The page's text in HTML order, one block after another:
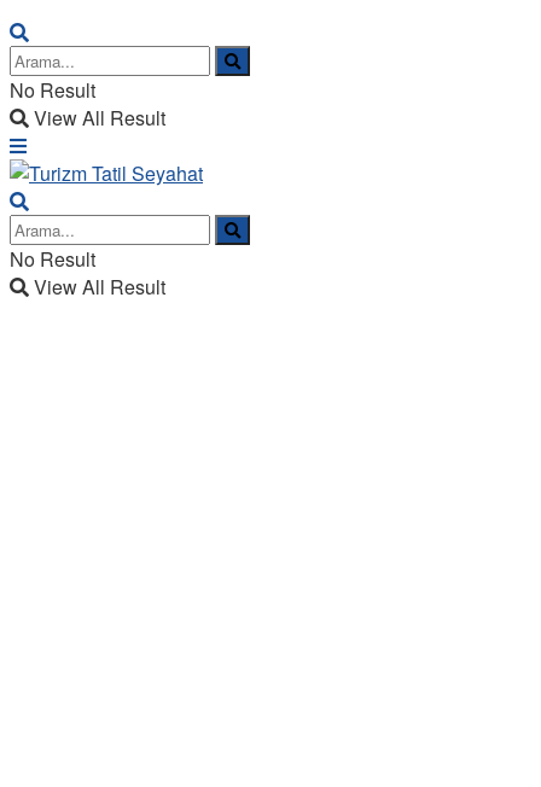
No Result
View All Result
No Result
View All Result